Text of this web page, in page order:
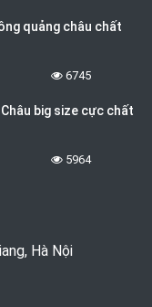
quảng châu chất
6745
big size cực chất
5964
Hà Nội